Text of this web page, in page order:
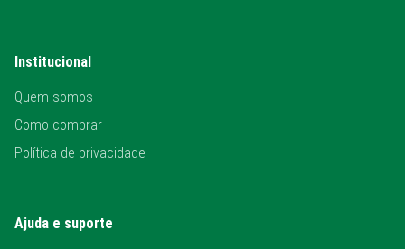
Institucional
Quem somos
Como comprar
Política de privacidade
Ajuda e suporte